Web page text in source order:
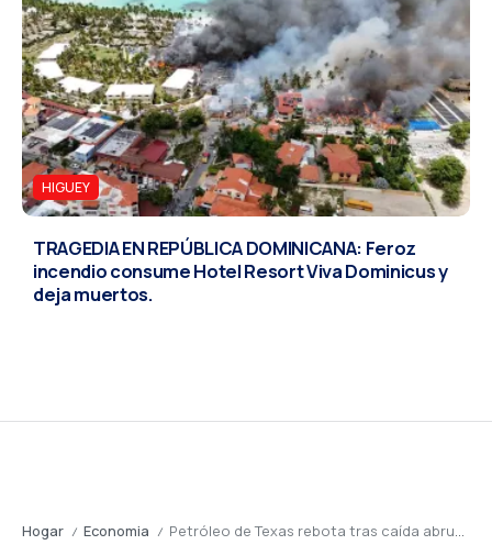
HIGUEY
TRAGEDIA EN REPÚBLICA DOMINICANA: Feroz
incendio consume Hotel Resort Viva Dominicus y
deja muertos.
Hogar / Economia / Petróleo de Texas rebota tras caída abrupta y refleja volatilidad por tensiones en Oriente Medio